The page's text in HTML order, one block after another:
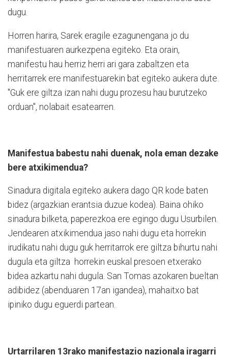
dugu.
Horren harira, Sarek eragile ezagunengana jo du
manifestuaren aurkezpena egiteko. Eta orain,
manifestu hau herriz herri ari gara zabaltzen eta
herritarrek ere manifestuarekin bat egiteko aukera dute.
"Guk ere giltza izan nahi dugu prozesu hau burutzeko
orduan", nolabait esatearren.
Manifestua babestu nahi duenak, nola eman dezake
bere atxikimendua?
Sinadura digitala egiteko aukera dago QR kode baten
bidez (argazkian erantsia duzue kodea). Baina ohiko
sinadura bilketa, paperezkoa ere egingo dugu Usurbilen.
Jendearen atxikimendua jaso nahi dugu eta horrekin
irudikatu nahi dugu guk herritarrok ere giltza bihurtu nahi
dugula eta giltza horrekin euskal presoen etxerako
bidea azkartu nahi dugula. San Tomas azokaren bueltan
adibidez (abenduaren 17an igandea), mahaitxo bat
ipiniko dugu eguerdi partean.
Urtarrilaren 13rako manifestazio nazionala iragarri